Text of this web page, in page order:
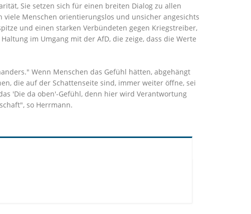
Sie setzen sich für einen breiten Dialog zu allen
Menschen orientierungslos und unsicher angesichts
und einen starken Verbündeten gegen Kriegstreiber,
im Umgang mit der AfD, die zeige, dass die Werte
Wenn Menschen das Gefühl hätten, abgehängt
die auf der Schattenseite sind, immer weiter öffne, sei
'Die da oben'-Gefühl, denn hier wird Verantwortung
so Herrmann.